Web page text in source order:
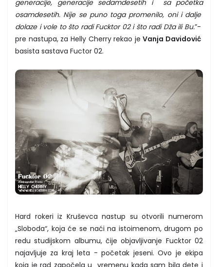
generacije, generacije sedamdesetih i sa početka
osamdesetih. Nije se puno toga promenilo, oni i dalje
dolaze i vole to što radi Fucktor 02 i što radi Dža ili Bu.”-
pre nastupa, za Helly Cherry rekao jeVanja Davidović
basista sastava Fuctor 02.
Hard rokeri iz Kruševca nastup su otvorili numerom
„Sloboda“, koja će se naći na istoimenom, drugom po
redu studijskom albumu, čije objavljivanje Fucktor 02
najavljuje za kraj leta - početak jeseni. Ovo je ekipa
koja je rad započela u vremenu kada sam bila dete i